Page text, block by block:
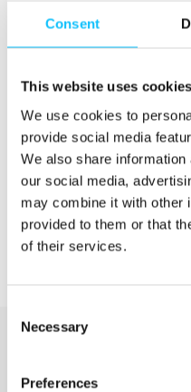
Consent
This website uses cookies
We use cookies to
provide social media
We also share
our social media,
may combine it with other
provided to them or that
of their services.
Selection
Necessary
Preferences
Lakiin suhtautui
tilaisuudessa
Roistoja
ry, Kepa, Suomen
Communications